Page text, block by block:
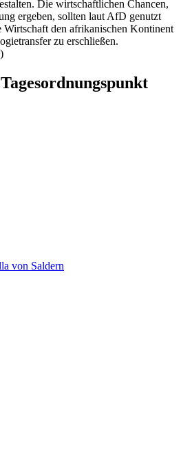
Die wirtschaftlichen Chancen,
ergeben, sollten laut AfD genutzt
Wirtschaft den afrikanischen Kontinent
zu erschließen.
von Saldern